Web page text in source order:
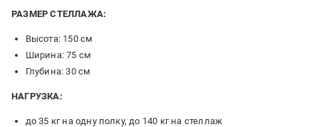
РАЗМЕР СТЕЛЛАЖА:
Высота: 150 см
Ширина: 75 см
Глубина: 30 см
НАГРУЗКА:
до 35 кг на одну полку, до 140 кг на стеллаж